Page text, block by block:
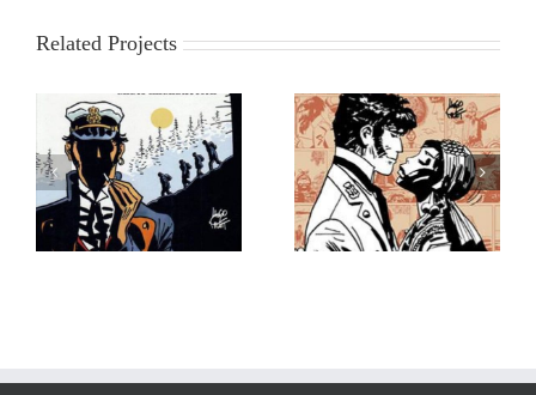
Related Projects
Corto Maltese. I piraternes
fodspor
Corto maltese. I Sibirien